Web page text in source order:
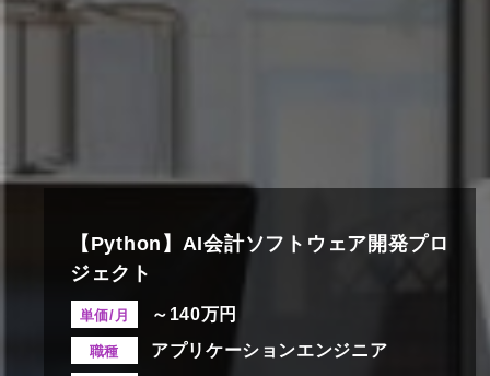
【Python】AI会計ソフトウェア開発プロ
ジェクト
単価/月 ～140万円
職種 アプリケーションエンジニア